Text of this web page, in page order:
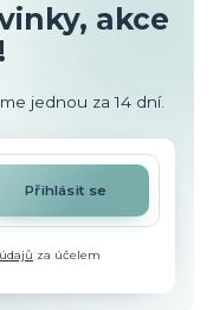
akce
jednou za 14 dní.
Přihlásit se
za účelem